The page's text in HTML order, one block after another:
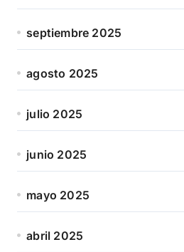
septiembre 2025
agosto 2025
julio 2025
junio 2025
mayo 2025
abril 2025